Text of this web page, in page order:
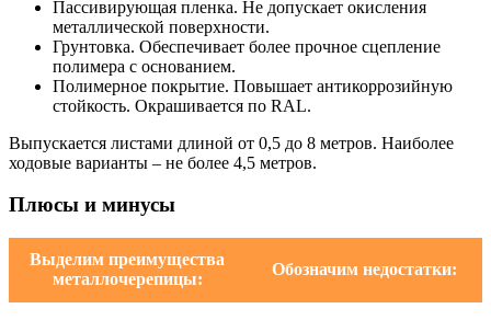
Пассивирующая пленка. Не допускает окисления
металлической поверхности.
Грунтовка. Обеспечивает более прочное сцепление
полимера с основанием.
Полимерное покрытие. Повышает антикоррозийную
стойкость. Окрашивается по RAL.
Выпускается листами длиной от 0,5 до 8 метров. Наиболее
ходовые варианты – не более 4,5 метров.
Плюсы и минусы
Выделим преимущества
металлочерепицы:
Обозначим недостатки: